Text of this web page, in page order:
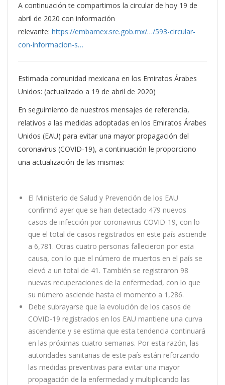
A continuación te compartimos la circular de hoy 19 de
abril de 2020 con información
relevante: https://embamex.sre.gob.mx/…/593-circular-
con-informacion-s…
Estimada comunidad mexicana en los Emiratos Árabes
Unidos: (actualizado a 19 de abril de 2020)
En seguimiento de nuestros mensajes de referencia,
relativos a las medidas adoptadas en los Emiratos Árabes
Unidos (EAU) para evitar una mayor propagación del
coronavirus (COVID-19), a continuación le proporciono
una actualización de las mismas:
El Ministerio de Salud y Prevención de los EAU
confirmó ayer que se han detectado 479 nuevos
casos de infección por coronavirus COVID-19, con lo
que el total de casos registrados en este país asciende
a 6,781. Otras cuatro personas fallecieron por esta
causa, con lo que el número de muertos en el país se
elevó a un total de 41. También se registraron 98
nuevas recuperaciones de la enfermedad, con lo que
su número asciende hasta el momento a 1,286.
Debe subrayarse que la evolución de los casos de
COVID-19 registrados en los EAU mantiene una curva
ascendente y se estima que esta tendencia continuará
en las próximas cuatro semanas. Por esta razón, las
autoridades sanitarias de este país están reforzando
las medidas preventivas para evitar una mayor
propagación de la enfermedad y multiplicando las